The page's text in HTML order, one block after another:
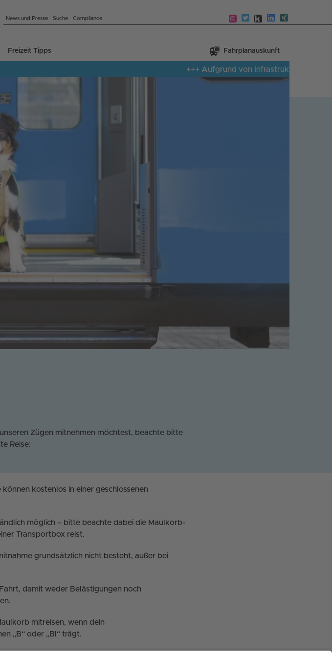
News und Presse Suche Compliance
Freizeit Tipps Fahrplanauskunft
+++ Aufgrund von Infrastrukturmangel ist
Zügen mitnehmen möchtest, beachte bitte
Reise:
kostenlos in einer geschlossenen
möglich – bitte beachte dabei die Maulkorb-
Transportbox reist.
grundsätzlich nicht besteht, außer bei
damit weder Belästigungen noch
mitreisen, wenn dein
„B“ oder „Bl“ trägt.